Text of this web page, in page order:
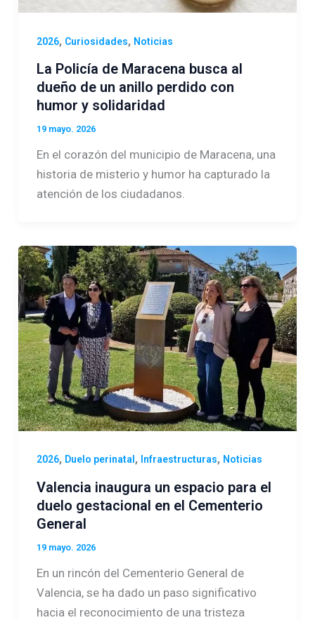
2026, Curiosidades, Noticias
La Policía de Maracena busca al
dueño de un anillo perdido con
humor y solidaridad
19 mayo. 2026
En el corazón del municipio de Maracena, una
historia de misterio y humor ha capturado la
atención de los ciudadanos.
2026, Duelo perinatal , Infraestructuras, Noticias
Valencia inaugura un espacio para el
duelo gestacional en el Cementerio
General
19 mayo. 2026
En un rincón del Cementerio General de
Valencia, se ha dado un paso significativo
hacia el reconocimiento de una tristeza